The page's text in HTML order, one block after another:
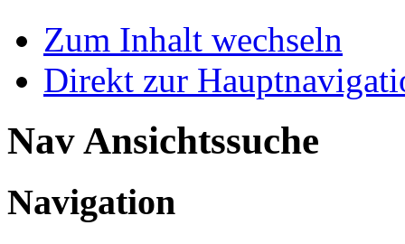
Zum Inhalt wechseln
Direkt zur
Nav Ansichtssuche
Navigation